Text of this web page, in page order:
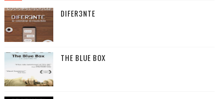
DIFER3NTE
THE BLUE BOX